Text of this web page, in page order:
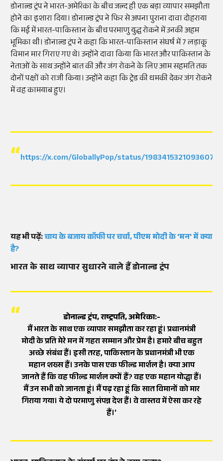
डोनाल्ड ट्रंप ने भारत-अमेरिका के बीच जल्द ही एक बड़ा व्यापार समझौता
होने का इशारा दिया। डोनाल्ड ट्रंप ने फिर से अपना पुराना दावा दोहराया
कि मई में भारत-पाकिस्तान के बीच परमाणु युद्ध रोकने में उनकी अहम
भूमिका थी। डोनाल्ड ट्रंप ने कहा कि भारत-पाकिस्तान संघर्ष में 7 लड़ाकू
विमान मार गिराए गए थे। उन्होंने दावा किया कि भारत और पाकिस्तान के
नेताओं के साथ उन्होंने बात की और जंग रोकने के लिए आम सहमति तक
दोनों पक्षों को राजी किया। उन्होंने कहा कि ट्रेड की धमकी देकर जंग रोकने
में वह कामयाब हुए।
https://x.com/GloballyPop/status/
यह भी पढ़ें:चाय के बजाय कॉफी पर चर्चा, पीएम मोदी के 'मन' में क्या
है?
भारत के साथ व्यापार सुधारने वाले हैं डोनाल्ड ट्रंप
डोनाल्ड ट्रंप, राष्ट्रपति, अमेरिका:-
मैं भारत के साथ एक व्यापार समझौता कर रहा हूं। प्रधानमंत्री
मोदी के प्रति मेरे मन में गहरा सम्मान और प्रेम है। हमारे बीच बहुत
अच्छे संबंध हैं। इसी तरह, पाकिस्तान के प्रधानमंत्री भी एक
महान शख्स हैं। उनके पास एक फील्ड मार्शल है। क्या आप
जानते हैं कि वह फील्ड मार्शल क्यों हैं? वह एक महान योद्धा हैं।
मैं उन सभी को जानता हूं। मैं पढ़ रहा हूं कि सात विमानों को मार
गिराया गया। ये दो परमाणु संपन्न देश हैं। वे वास्तव में ऐसा कर रहे
हैं।'